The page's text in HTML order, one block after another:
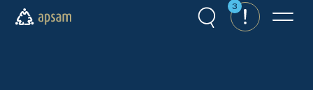
Aller au contenu principal
RechercheAlertes
3
Menu